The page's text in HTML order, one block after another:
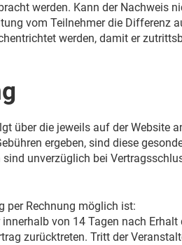
werden. Kann der Nachweis
vom Teilnehmer die Differenz
werden, damit er
über die jeweils auf der Website
ergeben, sind diese
sind unverzüglich bei
per Rechnung möglich ist:
von 14 Tagen nach Erhalt
zurücktreten. Tritt der